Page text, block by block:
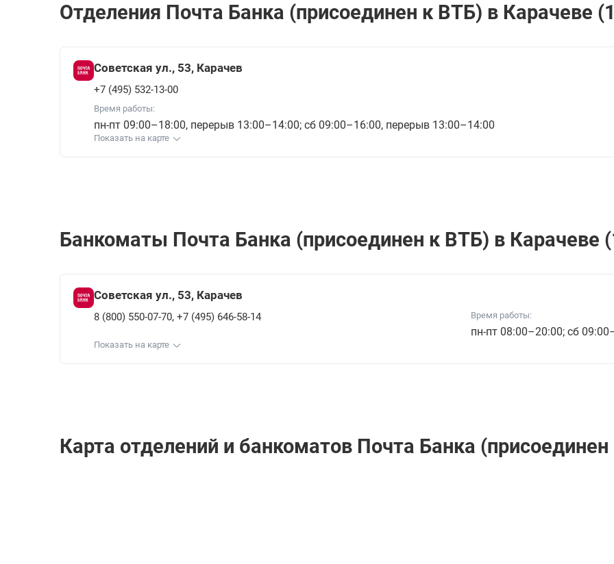
Отделения Почта Банкa (присоединен к ВТБ) в Карачеве
Советская ул., 53, Карачев
+7 (495) 532-13-00
Время работы:
пн-пт 09:00–18:00, перерыв 13:00–14:00; сб 09:00–16:00, перерыв 13:00–14:00
Показать на карте
Банкоматы Почта Банкa (присоединен к ВТБ) в Карачеве
Советская ул., 53, Карачев
8 (800) 550-07-70, +7 (495) 646-58-14 Время работы:
пн-пт 08:00–20:00; сб
Показать на карте
Карта отделений и банкоматов Почта Банкa